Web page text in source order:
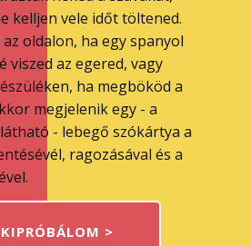
kelljen vele időt töltened.
oldalon, ha egy spanyol
viszed az egered, vagy
ha megbököd a
megjelenik egy - a
- lebegő szókártya a
ragozásával és a
KIPRÓBÁLOM >